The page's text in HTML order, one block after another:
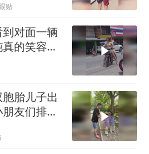
贴
对面一辆
的笑容亮
胎儿子出
友们排队